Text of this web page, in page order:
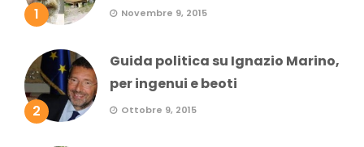
1 Novembre 9, 2015
2
Guida politica su Ignazio Marino,
per ingenui e beoti
Ottobre 9, 2015